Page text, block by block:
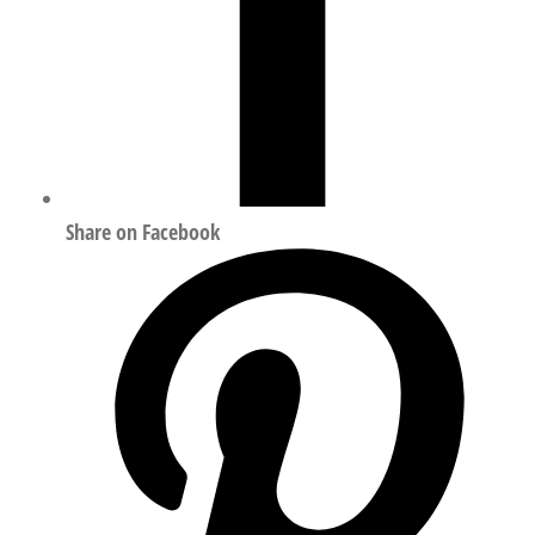
Share on Facebook